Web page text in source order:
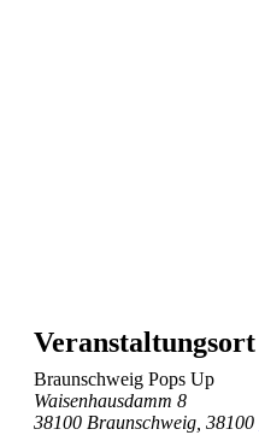
Veranstaltungsort
Braunschweig Pops Up
Waisenhausdamm 8
38100 Braunschweig 38100